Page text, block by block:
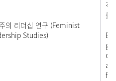
의 리더십 연구 (Feminist
Studies)
적
를
of